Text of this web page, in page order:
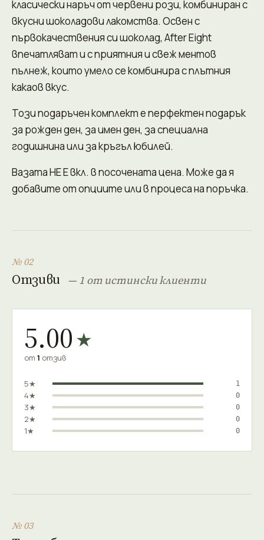
класически наръч от червени рози, комбиниран с
вкусни шоколадови лакомства. Освен с
първокачествения си шоколад, After Eight
впечатляват и с приятния и свеж ментов
пълнеж, които умело се комбинира с плътния
какаов вкус.
Този подаръчен комплект е перфектен подарък
за рожден ден, за имен ден, за специална
годишнина или за кръгъл юбилей.
Вазата НЕ Е вкл. в посочената цена. Може да я
добавите от опциите или в процеса на поръчка.
№ 02
Отзиви — 1 от истински клиенти
5.00★
от 1 отзив
5★ 1
4★ 0
3★ 0
2★ 0
1★ 0
№ 03